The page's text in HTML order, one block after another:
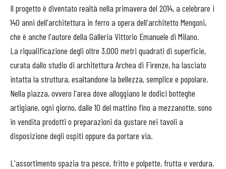
Il progetto è diventato realtà nella primavera del 2014, a celebrare i
140 anni dell'architettura in ferro a opera dell'architetto Mengoni,
che è anche l'autore della Galleria Vittorio Emanuele di Milano.
La riqualificazione degli oltre 3.000 metri quadrati di superficie,
curata dallo studio di architettura Archea di Firenze, ha lasciato
intatta la struttura, esaltandone la bellezza, semplice e popolare.
Nella piazza, ovvero l'area dove alloggiano le dodici botteghe
artigiane, ogni giorno, dalle 10 del mattino fino a mezzanotte, sono
in vendita prodotti o preparazioni da gustare nei tavoli a
disposizione degli ospiti oppure da portare via.
L'assortimento spazia tra pesce, fritto e polpette, frutta e verdura,